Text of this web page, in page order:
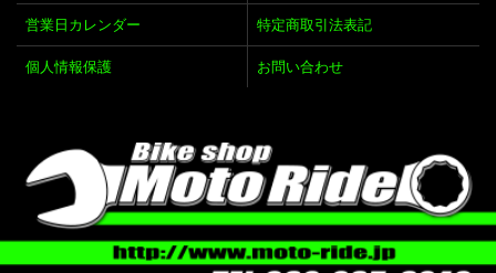
営業日カレンダー 特定商取引法表記
個人情報保護 お問い合わせ